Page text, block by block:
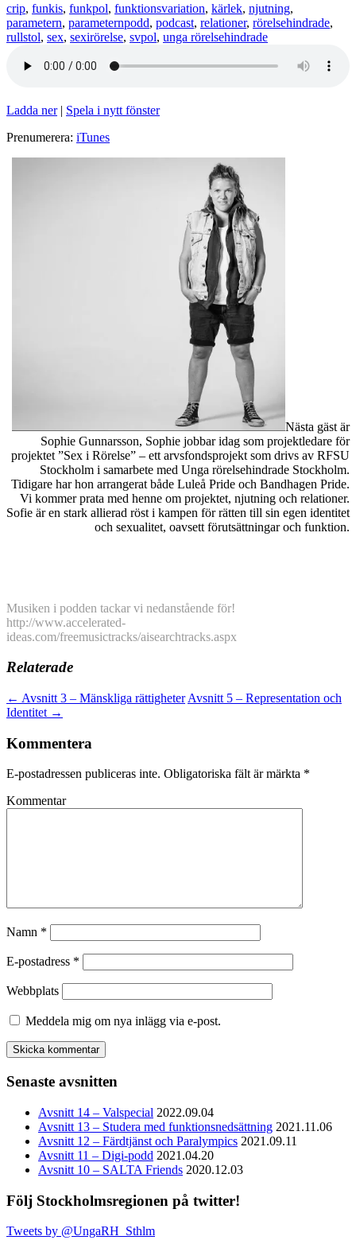
crip, funkis, funkpol, funktionsvariation, kärlek, njutning,
parametern, parameternpodd, podcast, relationer, rörelsehindrade,
rullstol, sex, sexirörelse, svpol, unga rörelsehindrade
Ladda ner| Spela i nytt fönster
Prenumerera: iTunes
Nästa gäst är
Sophie Gunnarsson, Sophie jobbar idag som projektledare för
projektet ”Sex i Rörelse” – ett arvsfondsprojekt som drivs av RFSU
Stockholm i samarbete med Unga rörelsehindrade Stockholm.
Tidigare har hon arrangerat både Luleå Pride och Bandhagen Pride.
Vi kommer prata med henne om projektet, njutning och relationer.
Sofie är en stark allierad röst i kampen för rätten till sin egen identitet
och sexualitet, oavsett förutsättningar och funktion.
Musiken i podden tackar vi nedanstående för!
http://www.accelerated-
ideas.com/freemusictracks/aisearchtracks.aspx
Relaterade
Inläggsnavigering
← Avsnitt 3 – Mänskliga rättigheter Avsnitt 5 – Representation och
Identitet →
Kommentera
E-postadressen publiceras inte. Obligatoriska fält är märkta *
Kommentar
Namn *
E-postadress *
Webbplats
Meddela mig om nya inlägg via e-post.
Senaste avsnitten
Avsnitt 14 – Valspecial 2022.09.04
Avsnitt 13 – Studera med funktionsnedsättning 2021.11.06
Avsnitt 12 – Färdtjänst och Paralympics 2021.09.11
Avsnitt 11 – Digi-podd 2021.04.20
Avsnitt 10 – SALTA Friends 2020.12.03
Följ Stockholmsregionen på twitter!
Tweets by @UngaRH_Sthlm